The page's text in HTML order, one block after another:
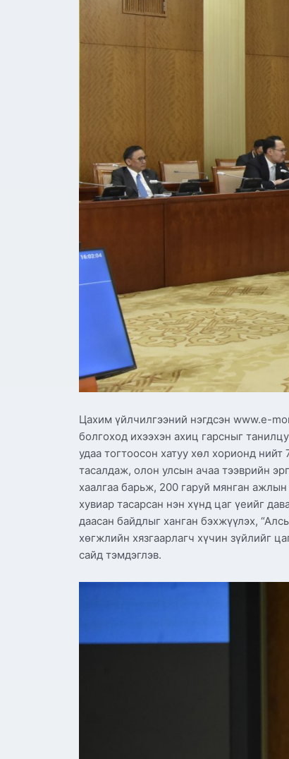
Цахим үйлчилгээний нэгдсэн www.e-
болгоход ихээхэн ахиц гарсныг
удаа тогтоосон хатуу хөл хорионд
тасалдаж, олон улсын ачаа тээврийн
хаалгаа барьж, 200 гаруй мянган
хувиар тасарсан нэн хүнд цаг үеийг
даасан байдлыг ханган бэхжүүлэх,
хөгжлийн хязгаарлагч хүчин зүйлийг
сайд тэмдэглэв.